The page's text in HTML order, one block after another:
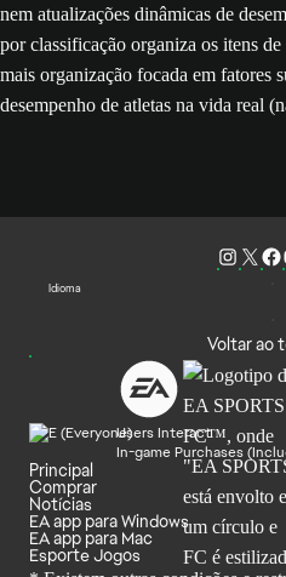
nem atualizações dinâmicas de
por classificação organiza os itens
mais organização focada em fatores
desempenho de atletas na vida real
Idioma
Voltar ao
Users Interact
In-game Purchases
Principal
Comprar
Notícias
EA app para Windows
EA app para Mac
Esporte Jogos